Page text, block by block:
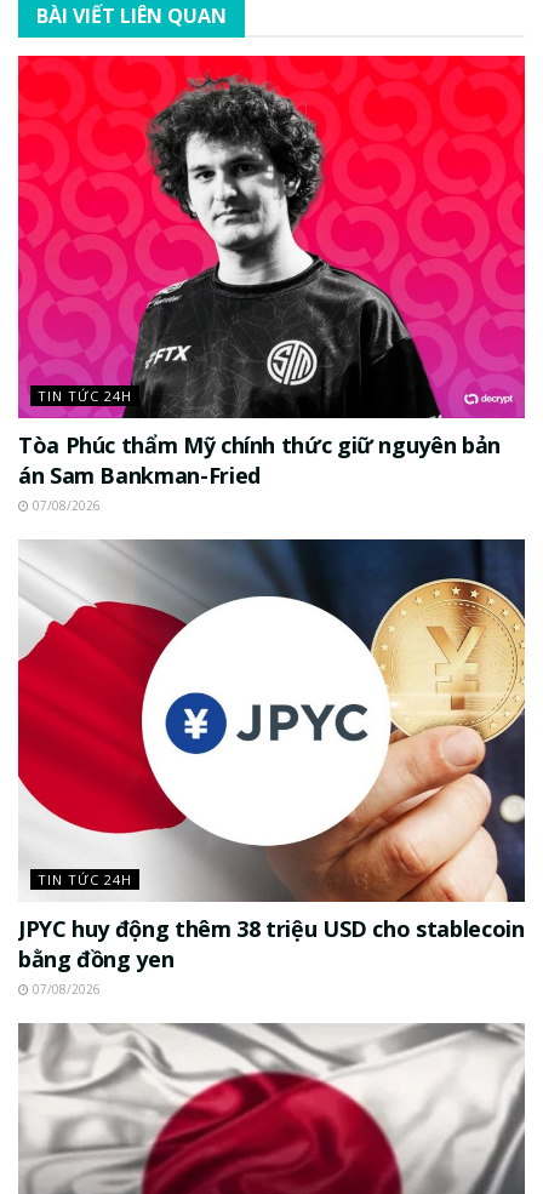
BÀI VIẾT LIÊN QUAN
TIN TỨC 24H
Tòa Phúc thẩm Mỹ chính thức giữ nguyên bản
án Sam Bankman-Fried
07/08/2026
TIN TỨC 24H
JPYC huy động thêm 38 triệu USD cho stablecoin
bằng đồng yen
07/08/2026